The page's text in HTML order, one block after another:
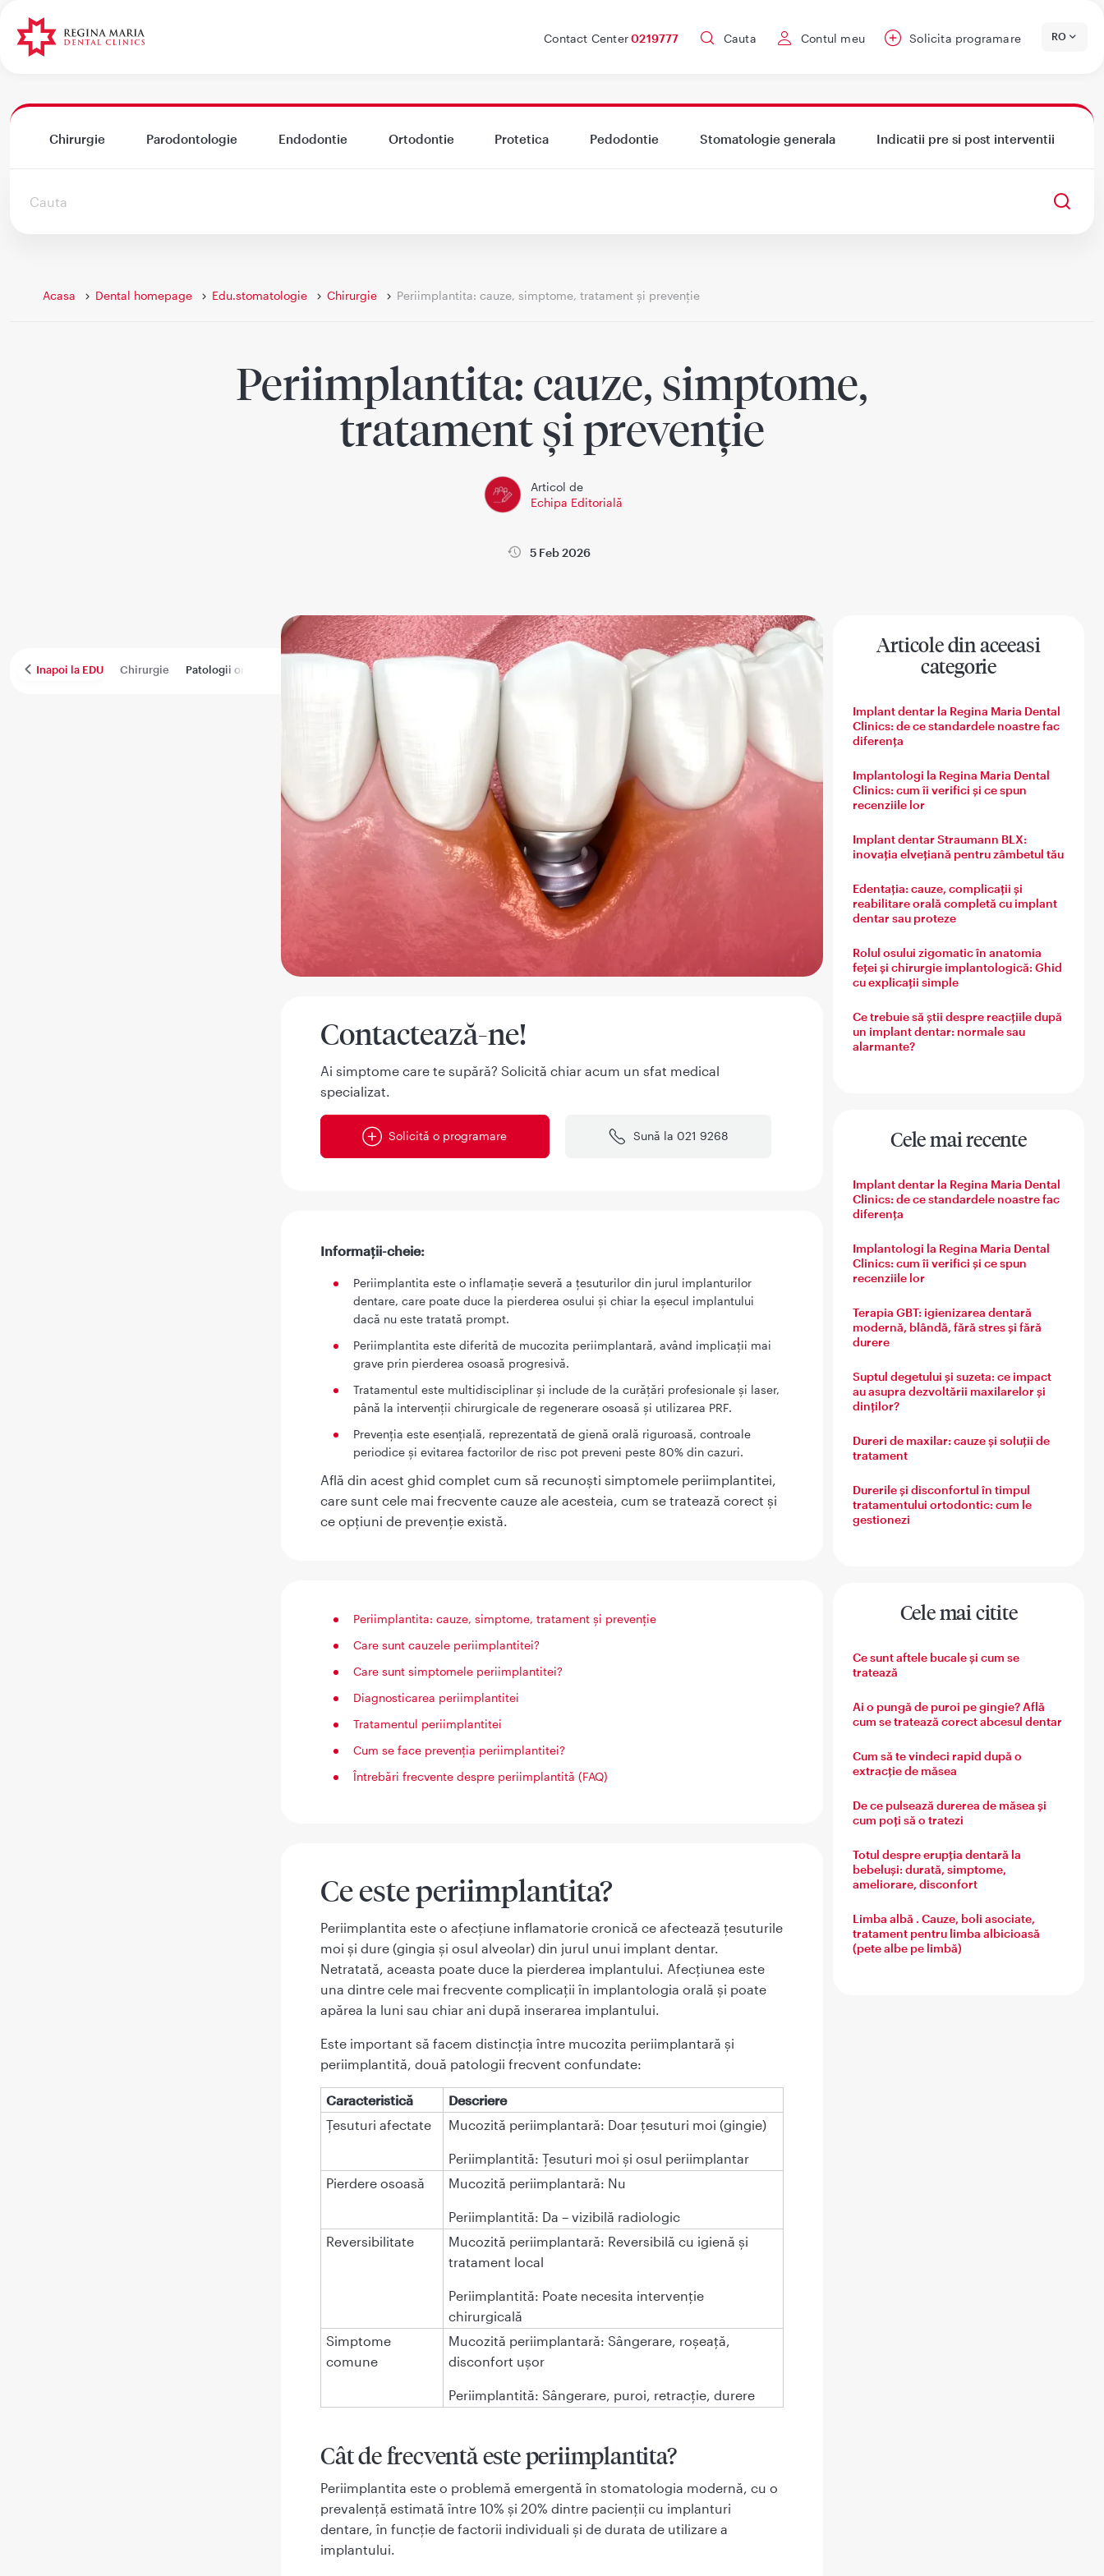
Contact Center0219777 Cauta Contul meu Solicita programare RO
Chirurgie Parodontologie Endodontie Ortodontie Protetica Pedodontie Stomatologie generala Indicatii pre si post interventii
acasa dental homepage edu.stomatologie chirurgie periimplantita: cauze, simptome, tratament și prevenție
Periimplantita: cauze, simptome,
tratament și prevenție
Articol de
Echipa Editorială
5 Feb 2026
Inapoi la EDU Chirurgie Patologii orale Ortodontie Pedodontie Indicatii pre si post interventii
Contactează-ne!
Ai simptome care te supără? Solicită chiar acum un sfat medical
specializat.
Solicită o programare Sună la 021 9268
Informații-cheie:
Periimplantita este o inflamație severă a țesuturilor din jurul implanturilor
dentare, care poate duce la pierderea osului și chiar la eșecul implantului
dacă nu este tratată prompt.
Periimplantita este diferită de mucozita periimplantară, având implicații mai
grave prin pierderea osoasă progresivă.
Tratamentul este multidisciplinar și include de la curățări profesionale și laser,
până la intervenții chirurgicale de regenerare osoasă și utilizarea PRF.
Prevenția este esențială, reprezentată de gienă orală riguroasă, controale
periodice și evitarea factorilor de risc pot preveni peste 80% din cazuri.
Află din acest ghid complet cum să recunoști simptomele periimplantitei,
care sunt cele mai frecvente cauze ale acesteia, cum se tratează corect și
ce opțiuni de prevenție există.
Periimplantita: cauze, simptome, tratament și prevenție
Care sunt cauzele periimplantitei?
Care sunt simptomele periimplantitei?
Diagnosticarea periimplantitei
Tratamentul periimplantitei
Cum se face prevenția periimplantitei?
Întrebări frecvente despre periimplantită (FAQ)
Ce este periimplantita?
Periimplantita este o afecțiune inflamatorie cronică ce afectează țesuturile
moi și dure (gingia și osul alveolar) din jurul unui implant dentar.
Netratată, aceasta poate duce la pierderea implantului. Afecțiunea este
una dintre cele mai frecvente complicații în implantologia orală și poate
apărea la luni sau chiar ani după inserarea implantului.
Este important să facem distincția între mucozita periimplantară și
periimplantită, două patologii frecvent confundate:
Caracteristică
Descriere
Țesuturi afectate
Mucozită periimplantară: Doar țesuturi moi (gingie)
Periimplantită: Țesuturi moi și osul periimplantar
Pierdere osoasă
Mucozită periimplantară: Nu
Periimplantită: Da – vizibilă radiologic
Reversibilitate
Mucozită periimplantară: Reversibilă cu igienă și
tratament local
Periimplantită: Poate necesita intervenție
chirurgicală
Simptome
comune
Mucozită periimplantară: Sângerare, roșeață,
disconfort ușor
Periimplantită: Sângerare, puroi, retracție, durere
Cât de frecventă este periimplantita?
Periimplantita este o problemă emergentă în stomatologia modernă, cu o
prevalență estimată între 10% și 20% dintre pacienții cu implanturi
dentare, în funcție de factorii individuali și de durata de utilizare a
implantului.
Articole din aceeasi
categorie
Implant dentar la Regina Maria Dental
Clinics: de ce standardele noastre fac
diferența
Implantologi la Regina Maria Dental
Clinics: cum îi verifici și ce spun
recenziile lor
Implant dentar Straumann BLX:
inovația elvețiană pentru zâmbetul tău
Edentația: cauze, complicații și
reabilitare orală completă cu implant
dentar sau proteze
Rolul osului zigomatic în anatomia
feței și chirurgie implantologică: Ghid
cu explicații simple
Ce trebuie să știi despre reacțiile după
un implant dentar: normale sau
alarmante?
Cele mai recente
Implant dentar la Regina Maria Dental
Clinics: de ce standardele noastre fac
diferența
Implantologi la Regina Maria Dental
Clinics: cum îi verifici și ce spun
recenziile lor
Terapia GBT: igienizarea dentară
modernă, blândă, fără stres și fără
durere
Suptul degetului și suzeta: ce impact
au asupra dezvoltării maxilarelor și
dinților?
Dureri de maxilar: cauze și soluții de
tratament
Durerile și disconfortul în timpul
tratamentului ortodontic: cum le
gestionezi
Cele mai citite
Ce sunt aftele bucale și cum se
tratează
Ai o pungă de puroi pe gingie? Află
cum se tratează corect abcesul dentar
Cum să te vindeci rapid după o
extracție de măsea
De ce pulsează durerea de măsea și
cum poți să o tratezi
Totul despre erupția dentară la
bebeluși: durată, simptome,
ameliorare, disconfort
Limba albă . Cauze, boli asociate,
tratament pentru limba albicioasă
(pete albe pe limbă)